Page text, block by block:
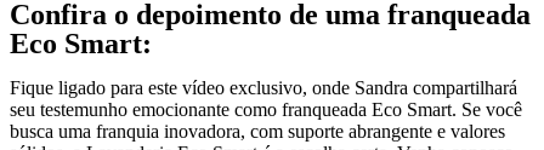
Confira o depoimento de uma franqueada
Eco Smart:
Fique ligado para este vídeo exclusivo, onde Sandra compartilhará
seu testemunho emocionante como franqueada Eco Smart. Se você
busca uma franquia inovadora, com suporte abrangente e valores